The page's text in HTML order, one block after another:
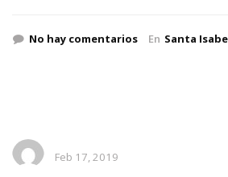
No hay comentarios En Santa
Feb 17, 2019